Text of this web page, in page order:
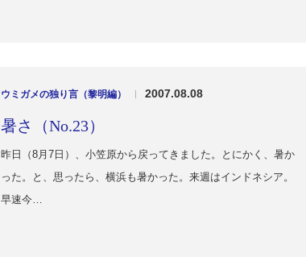
ウミガメの独り言（黎明編） | 2007.08.08
暑さ（No.23）
昨日（8月7日）、小笠原から戻ってきました。とにかく、暑か
った。と、思ったら、横浜も暑かった。来週はインドネシア。
早速今…